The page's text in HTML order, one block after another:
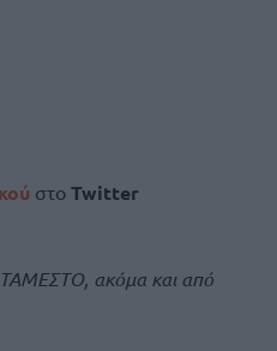
στο Twitter
ακόμα και από